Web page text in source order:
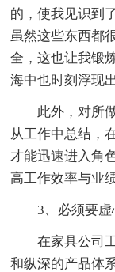
的，使我见识到
虽然这些东西都
全，这也让我锻
海中也时刻浮现
此外，对所做
从工作中总结，
才能迅速进入角
高工作效率与业绩
3、必须要虚
在家具公司工
和纵深的产品体